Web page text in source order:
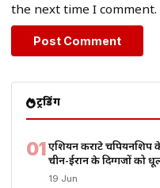
the next time I comment.
ट्रेंडिंग
01एशियन कराटे चैंपियनशिप
चीन-ईरान के दिग्गजों को
19 Jun